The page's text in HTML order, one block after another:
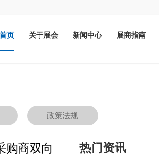
页 关于展会 新闻中心 展商指南
政策法规
购商双向
热门资讯